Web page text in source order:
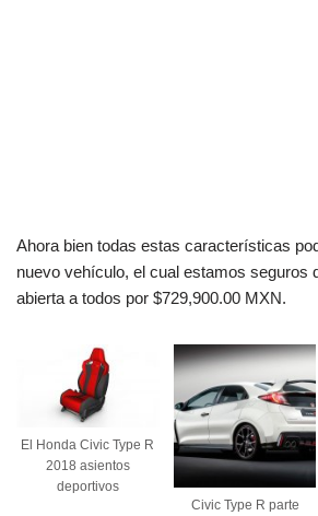
Ahora bien todas estas características
nuevo vehículo, el cual estamos seguros
abierta a todos por $729,900.00 MXN.
El Honda Civic Type R
2018 asientos
deportivos
Civic Type R parte